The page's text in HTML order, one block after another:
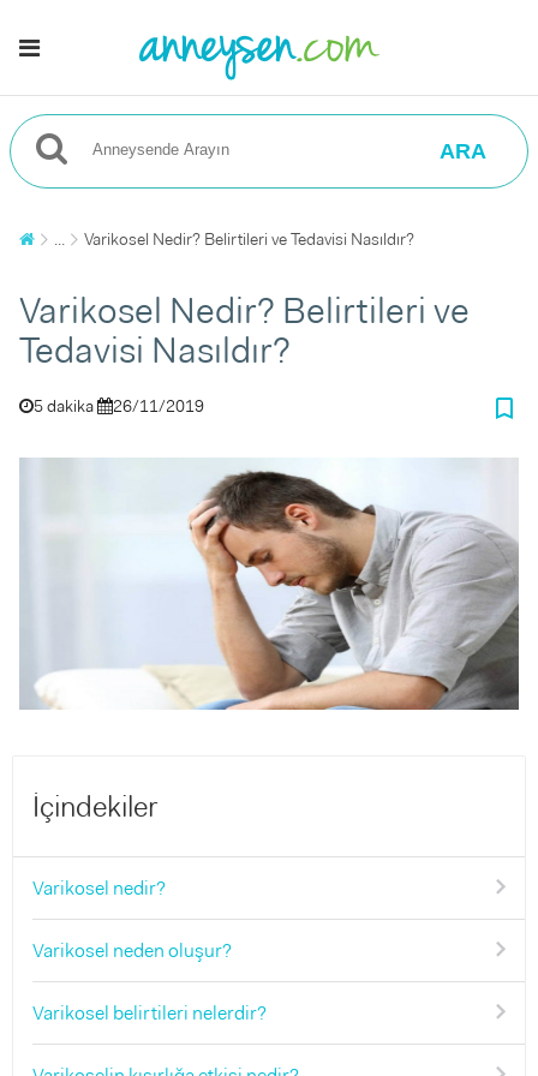
ARA
... Varikosel Nedir? Belirtileri ve Tedavisi Nasıldır?
Varikosel Nedir? Belirtileri ve
Tedavisi Nasıldır?
5 dakika 26/11/2019 bookmark_border
İçindekiler
Varikosel nedir?
Varikosel neden oluşur?
Varikosel belirtileri nelerdir?